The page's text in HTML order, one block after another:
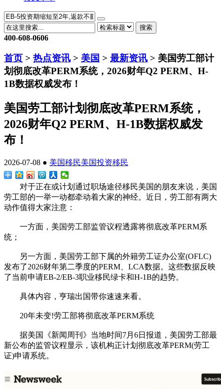
搜索
400-608-0606
首页 > 热点资讯 > 美国 > 最新资讯 > 美国劳工部计
划彻底改革PERM系统，2026财年Q2 PERM、H-
1B数据权威发布！
美国劳工部计划彻底改革PERM系统，
2026财年Q2 PERM、H-1B数据权威发
布！
2026-07-08 ● 美国移民美国投资移民
对于正在或计划通过职场途径移民美国的朋友来说，美国
劳工部的一举一动都牵动着大家的神经。近日，劳工部有两大
动作值得大家注意：
一方面，美国劳工部监管议程透露将彻底改革PERM系
统；
另一方面，美国劳工部下属的外籍劳工证办公室(OFLC)
发布了2026财年第二季度的PERM、LCA数据。这些数据反映
了当前申请EB-2/EB-3职业移民绿卡和H-1B的趋势。
具体内容，亨瑞出国带你速速来看。
20年未变!劳工部将彻底改革PERM系统
据美国《新闻周刊》当地时间7月6日报道，美国劳工部最
新公布的监管议程显示，该机构正计划彻底改革PERM(劳工
证)申请系统。